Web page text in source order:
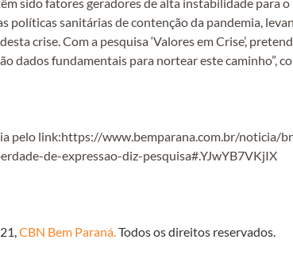
políticas sanitárias de contenção da pandemia,
crise. Com a pesquisa ‘Valores em Crise’,
dados fundamentais para nortear este caminho”,
pelo link:https://www.bemparana.com.br/
de-expressao-diz-pesquisa#.YJwYB7VKjIX
CBN Bem Paraná. Todos os direitos reservados.